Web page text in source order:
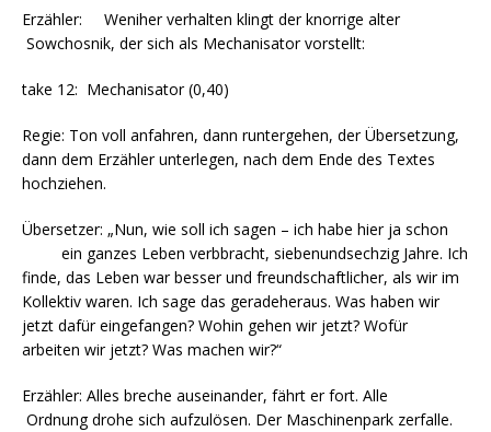
Erzähler: Weniher verhalten klingt der knorrige alter
Sowchosnik, der sich als Mechanisator vorstellt:
take 12: Mechanisator (0,40)
Regie: Ton voll anfahren, dann runtergehen, der Übersetzung,
dann dem Erzähler unterlegen, nach dem Ende des Textes
hochziehen.
Übersetzer: „Nun, wie soll ich sagen – ich habe hier ja schon
ein ganzes Leben verbbracht, siebenundsechzig Jahre. Ich
finde, das Leben war besser und freundschaftlicher, als wir im
Kollektiv waren. Ich sage das geradeheraus. Was haben wir
jetzt dafür eingefangen? Wohin gehen wir jetzt? Wofür
arbeiten wir jetzt? Was machen wir?“
Erzähler: Alles breche auseinander, fährt er fort. Alle
Ordnung drohe sich aufzulösen. Der Maschinenpark zerfalle.